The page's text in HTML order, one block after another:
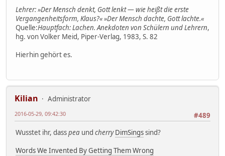
Lehrer: »Der Mensch denkt, Gott lenkt — wie heißt die erste
Vergangenheitsform, Klaus?« »Der Mensch dachte, Gott lachte.«
Quelle:Hauptfach: Lachen. Anekdoten von Schülern und Lehrern,
hg. von Volker Meid, Piper-Verlag, 1983, S. 82
Hierhin gehört es.
Kilian
Administrator
#489
2016-05-29, 09:42:30
Wusstet ihr, dasspea und cherry DimSingssind?
Words We Invented By Getting Them Wrong